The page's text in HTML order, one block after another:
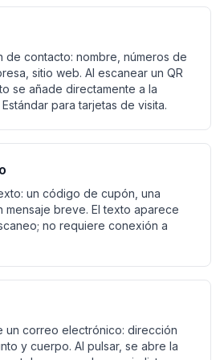
de contacto: nombre, números de
sitio web. Al escanear un QR
se añade directamente a la
para tarjetas de visita.
un código de cupón, una
mensaje breve. El texto aparece
no requiere conexión a
un correo electrónico: dirección
y cuerpo. Al pulsar, se abre la